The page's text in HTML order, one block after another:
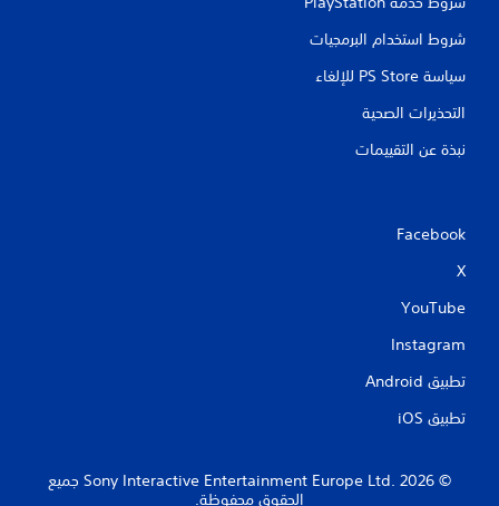
شروط استخدام البرمجيات
سياسة PS Store للإلغاء
التحذيرات الصحية
نبذة عن التقييمات
Facebook
X
YouTube
Instagram
تطبيق Android‏
تطبيق iOS‏
‏© 2026 Sony Interactive Entertainment Europe Ltd.‎ جميع
الحقوق محفوظة.